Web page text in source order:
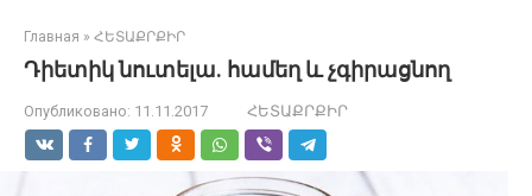
Главная » ՀԵՏԱՔՐՔԻՐ
Դիետիկ նուտելա. համեղ և չգիրացնող
Опубликовано: 11.11.2017 ՀԵՏԱՔՐՔԻՐ